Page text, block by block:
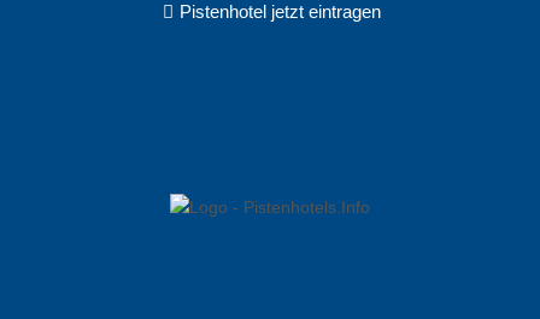
Pistenhotel jetzt eintragen